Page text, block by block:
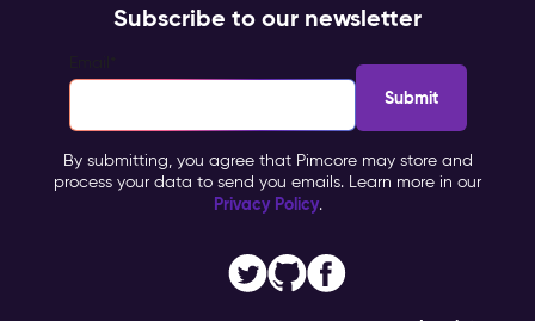
Subscribe to our newsletter
By submitting, you agree that Pimcore may store and
process your data to send you emails. Learn more in our
Privacy Policy.